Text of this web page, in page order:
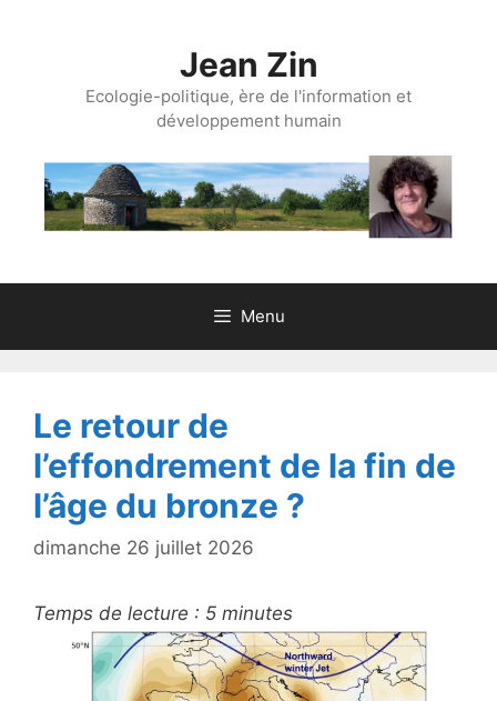
Jean Zin
Ecologie-politique, ère de l'information et
développement humain
Menu
Le retour de
l’effondrement de la fin de
l’âge du bronze ?
dimanche 26 juillet 2026
Temps de lecture : 5 minutes